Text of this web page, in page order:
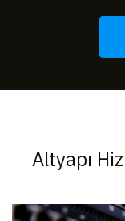
Altyapı